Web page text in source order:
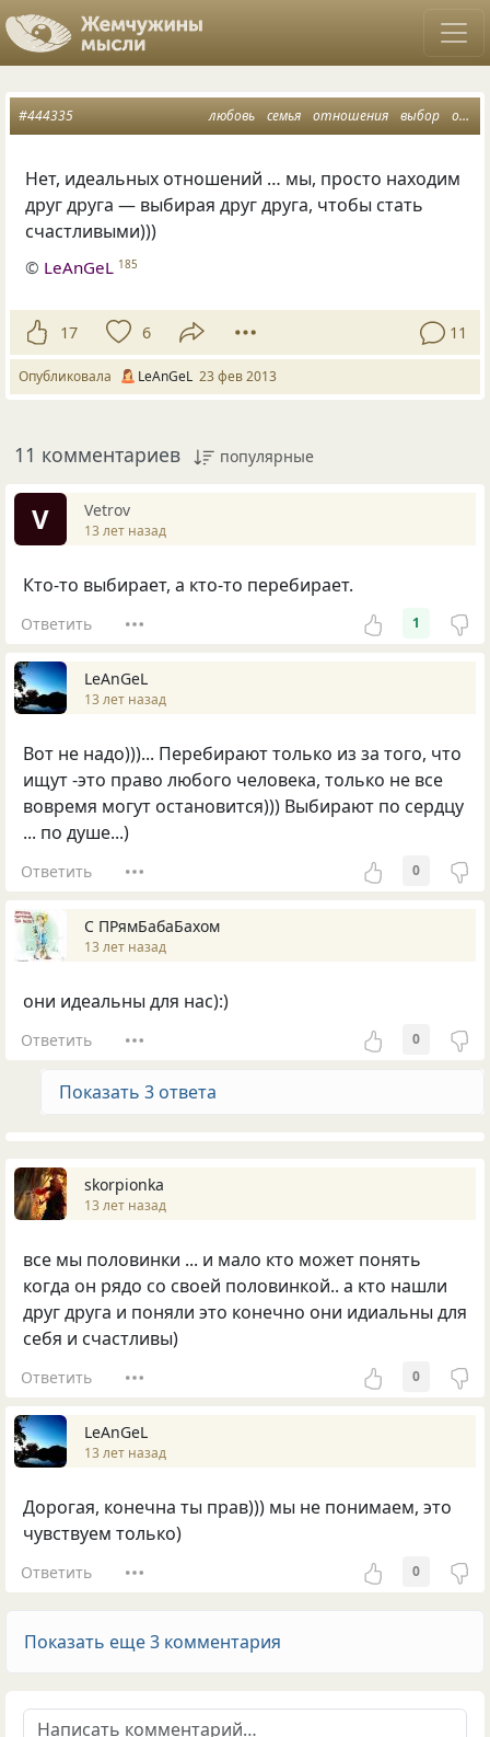
любовь семья отношения выбор он и она
#444335
Нет, идеальных отношений … мы, просто находим
друг друга — выбирая друг друга, чтобы стать
счастливыми)))
© LeAnGeL 185
17 6 11
Опубликовала LeAnGeL 23 фев 2013
11 комментариев популярные
V Vetrov
13 лет назад
Кто-то выбирает, а кто-то перебирает.
Ответить 1
LeAnGeL
13 лет назад
Вот не надо)))... Перебирают только из за того, что
ищут -это право любого человека, только не все
вовремя могут остановится))) Выбирают по сердцу
... по душе...)
Ответить 0
С ПРямБабаБахом
13 лет назад
они идеальны для нас):)
Ответить 0
Показать 3 ответа
skorpionka
13 лет назад
все мы половинки ... и мало кто может понять
когда он рядо со своей половинкой.. а кто нашли
друг друга и поняли это конечно они идиальны для
себя и счастливы)
Ответить 0
LeAnGeL
13 лет назад
Дорогая, конечна ты прав))) мы не понимаем, это
чувствуем только)
Ответить 0
Показать еще 3 комментария